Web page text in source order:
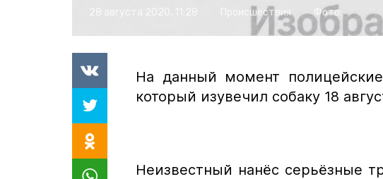
Происшествия Фото:
На данный момент
который изувечил собаку 18
Неизвестный нанёс серьёзные